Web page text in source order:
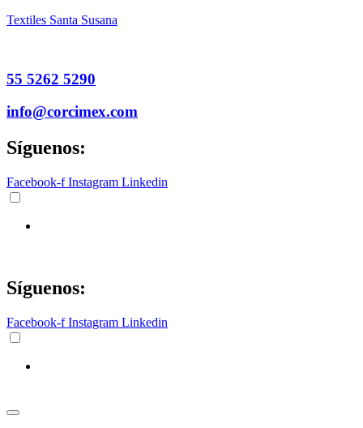
Textiles Santa Susana
55 5262 5290
info@corcimex.com
Síguenos:
Facebook-f Instagram Linkedin
Síguenos:
Facebook-f Instagram Linkedin